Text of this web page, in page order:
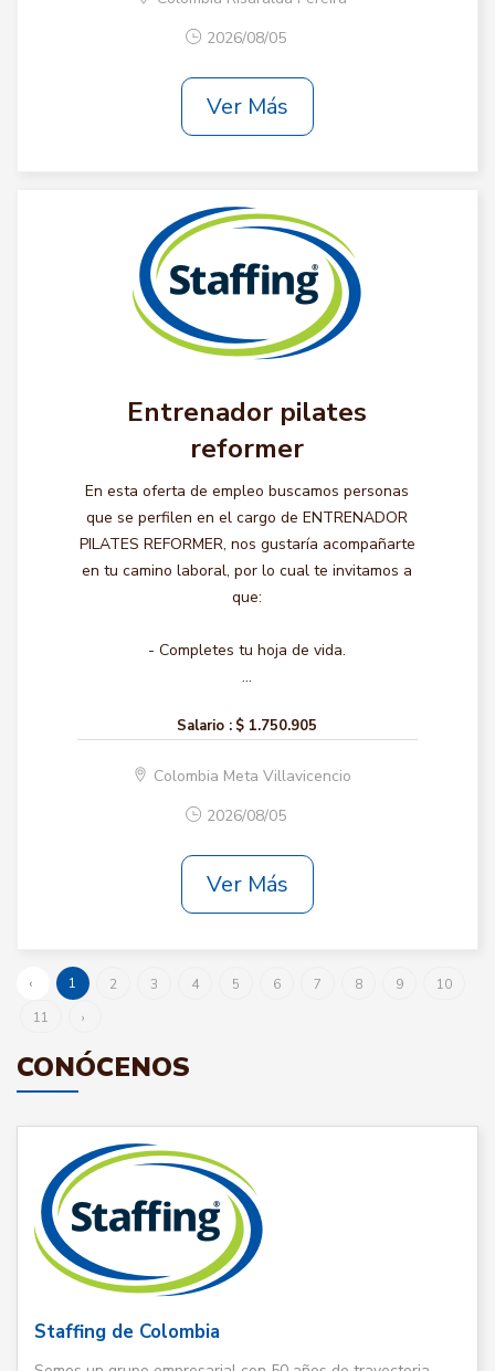
2026/08/05
Ver Más
Entrenador pilates
reformer
En esta oferta de empleo buscamos personas
que se perfilen en el cargo de ENTRENADOR
PILATES REFORMER, nos gustaría acompañarte
en tu camino laboral, por lo cual te invitamos a
que:
- Completes tu hoja de vida.
...
Salario : $ 1.750.905
Colombia Meta Villavicencio
2026/08/05
Ver Más
‹ 1 2 3 4 5 6 7 8 9
10
11
›
CONÓCENOS
Staffing de Colombia